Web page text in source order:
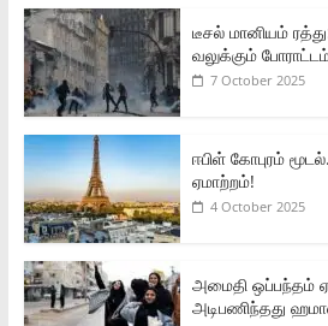
டீசல் மானியம்
வலுக்கும்
7 October 2025
ஈபிள் கோபுரம்
ஏமாற்றம்!
4 October 2025
அமைதி ஒப்பந்தம்
அடிபணிந்தது